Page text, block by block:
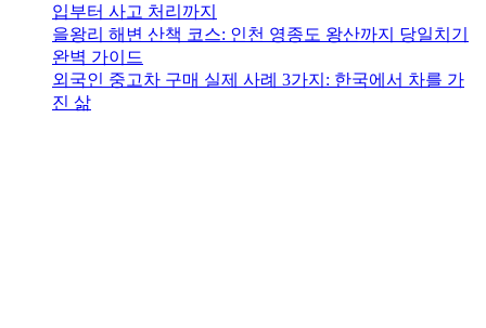
입부터 사고 처리까지
을왕리 해변 산책 코스: 인천 영종도 왕산까지 당일치기
완벽 가이드
외국인 중고차 구매 실제 사례 3가지: 한국에서 차를 가
진 삶